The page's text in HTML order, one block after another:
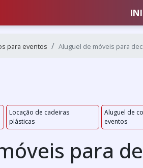
para eventos Aluguel de móveis para
Locação de cadeiras
plásticas
Aluguel de
eventos
para